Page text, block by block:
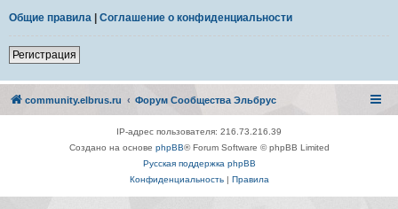
Общие правила | Соглашение о конфиденциальности
Регистрация
community.elbrus.ru Форум Сообщества Эльбрус
IP-адрес пользователя: 216.73.216.39
Создано на основе phpBB® Forum Software © phpBB Limited
Русская поддержка phpBB
Конфиденциальность| Правила